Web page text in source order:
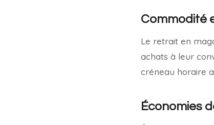
Commodité
Le retrait en
achats à leur
créneau horaire
Économies